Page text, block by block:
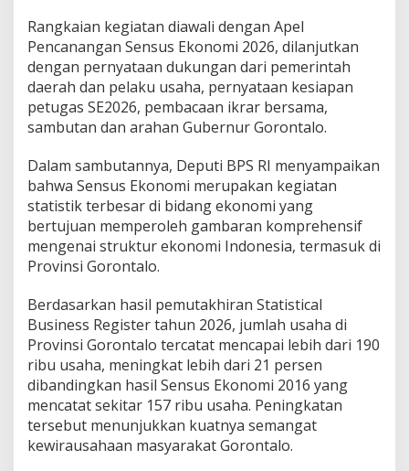
n
S
e
n
s
s
E
o
n
o
i
2
0
6
i
n
g
k
a
t
P
r
Rangkaian kegiatan diawali dengan Apel
Pencanangan Sensus Ekonomi 2026, dilanjutkan
dengan pernyataan dukungan dari pemerintah
daerah dan pelaku usaha, pernyataan kesiapan
petugas SE2026, pembacaan ikrar bersama,
sambutan dan arahan Gubernur Gorontalo.
Dalam sambutannya, Deputi BPS RI menyampaikan
bahwa Sensus Ekonomi merupakan kegiatan
statistik terbesar di bidang ekonomi yang
bertujuan memperoleh gambaran komprehensif
mengenai struktur ekonomi Indonesia, termasuk di
Provinsi Gorontalo.
Berdasarkan hasil pemutakhiran Statistical
Business Register tahun 2026, jumlah usaha di
Provinsi Gorontalo tercatat mencapai lebih dari 190
ribu usaha, meningkat lebih dari 21 persen
dibandingkan hasil Sensus Ekonomi 2016 yang
mencatat sekitar 157 ribu usaha. Peningkatan
tersebut menunjukkan kuatnya semangat
kewirausahaan masyarakat Gorontalo.